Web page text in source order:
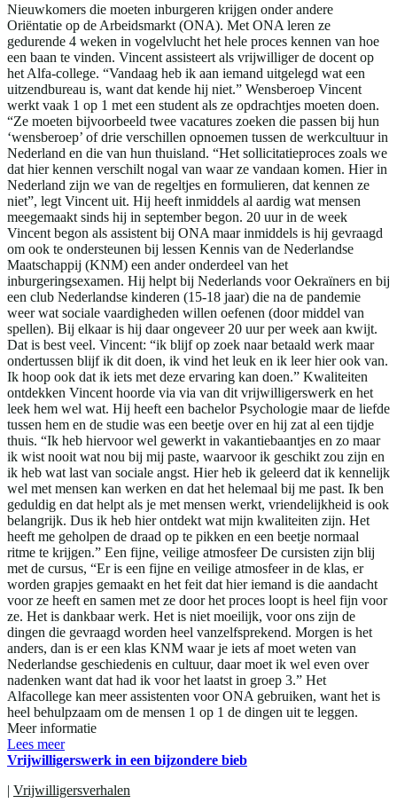
Nieuwkomers die moeten inburgeren krijgen onder andere
Oriëntatie op de Arbeidsmarkt (ONA). Met ONA leren ze
gedurende 4 weken in vogelvlucht het hele proces kennen van hoe
een baan te vinden. Vincent assisteert als vrijwilliger de docent op
het Alfa-college. “Vandaag heb ik aan iemand uitgelegd wat een
uitzendbureau is, want dat kende hij niet.” Wensberoep Vincent
werkt vaak 1 op 1 met een student als ze opdrachtjes moeten doen.
“Ze moeten bijvoorbeeld twee vacatures zoeken die passen bij hun
‘wensberoep’ of drie verschillen opnoemen tussen de werkcultuur in
Nederland en die van hun thuisland. “Het sollicitatieproces zoals we
dat hier kennen verschilt nogal van waar ze vandaan komen. Hier in
Nederland zijn we van de regeltjes en formulieren, dat kennen ze
niet”, legt Vincent uit. Hij heeft inmiddels al aardig wat mensen
meegemaakt sinds hij in september begon. 20 uur in de week
Vincent begon als assistent bij ONA maar inmiddels is hij gevraagd
om ook te ondersteunen bij lessen Kennis van de Nederlandse
Maatschappij (KNM) een ander onderdeel van het
inburgeringsexamen. Hij helpt bij Nederlands voor Oekraïners en bij
een club Nederlandse kinderen (15-18 jaar) die na de pandemie
weer wat sociale vaardigheden willen oefenen (door middel van
spellen). Bij elkaar is hij daar ongeveer 20 uur per week aan kwijt.
Dat is best veel. Vincent: “ik blijf op zoek naar betaald werk maar
ondertussen blijf ik dit doen, ik vind het leuk en ik leer hier ook van.
Ik hoop ook dat ik iets met deze ervaring kan doen.” Kwaliteiten
ontdekken Vincent hoorde via via van dit vrijwilligerswerk en het
leek hem wel wat. Hij heeft een bachelor Psychologie maar de liefde
tussen hem en de studie was een beetje over en hij zat al een tijdje
thuis. “Ik heb hiervoor wel gewerkt in vakantiebaantjes en zo maar
ik wist nooit wat nou bij mij paste, waarvoor ik geschikt zou zijn en
ik heb wat last van sociale angst. Hier heb ik geleerd dat ik kennelijk
wel met mensen kan werken en dat het helemaal bij me past. Ik ben
geduldig en dat helpt als je met mensen werkt, vriendelijkheid is ook
belangrijk. Dus ik heb hier ontdekt wat mijn kwaliteiten zijn. Het
heeft me geholpen de draad op te pikken en een beetje normaal
ritme te krijgen.” Een fijne, veilige atmosfeer De cursisten zijn blij
met de cursus, “Er is een fijne en veilige atmosfeer in de klas, er
worden grapjes gemaakt en het feit dat hier iemand is die aandacht
voor ze heeft en samen met ze door het proces loopt is heel fijn voor
ze. Het is dankbaar werk. Het is niet moeilijk, voor ons zijn de
dingen die gevraagd worden heel vanzelfsprekend. Morgen is het
anders, dan is er een klas KNM waar je iets af moet weten van
Nederlandse geschiedenis en cultuur, daar moet ik wel even over
nadenken want dat had ik voor het laatst in groep 3.” Het
Alfacollege kan meer assistenten voor ONA gebruiken, want het is
heel behulpzaam om de mensen 1 op 1 de dingen uit te leggen.
Meer informatie
Lees meer
Vrijwilligerswerk in een bijzondere bieb
| Vrijwilligersverhalen